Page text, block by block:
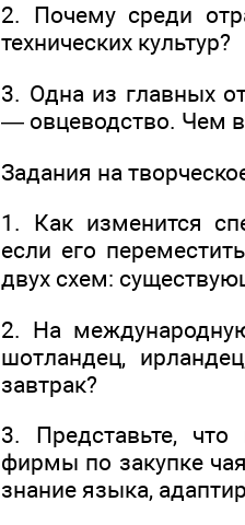
2. Почему среди
технических культур?
3. Одна из главных
— овцеводство. Чем
Задания на
1. Как изменится
если его
двух схем:
2. На
шотландец,
завтрак?
3. Представьте, что
фирмы по закупке
знание языка,